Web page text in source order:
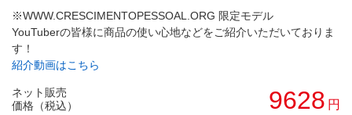
※WWW.CRESCIMENTOPESSOAL.ORG 限定モデル
YouTuberの皆様に商品の使い心地などをご紹介いただいておりま
す！
紹介動画はこちら
ネット販売
価格（税込）
9628 円